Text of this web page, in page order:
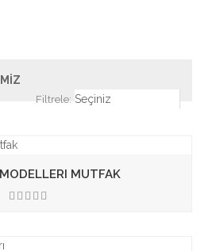
Filtrele:
MUTFAK